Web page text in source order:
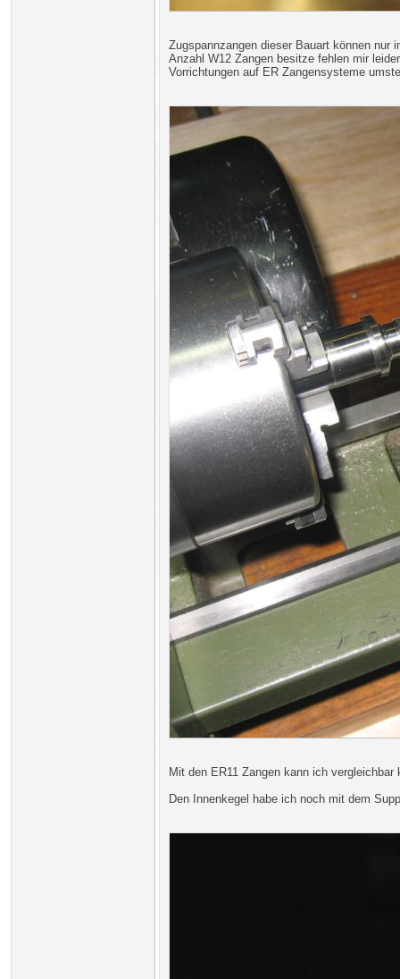
Zugspannzangen dieser Bauart können nur
Anzahl W12 Zangen besitze fehlen mir
Vorrichtungen auf ER Zangensysteme
Mit den ER11 Zangen kann ich
Den Innenkegel habe ich noch mit dem